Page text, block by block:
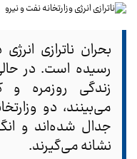
بحران ناترازی
رسیده است. در
زندگی روزمره
می‌بینند، دو
جدال شده‌اند و
نشانه می‌گیرند.